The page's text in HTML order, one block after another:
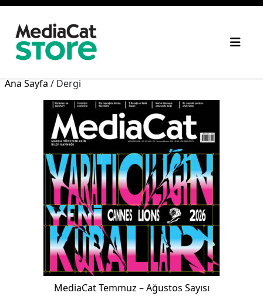
Ana Sayfa/ Dergi
MediaCat Temmuz – Ağustos Sayısı